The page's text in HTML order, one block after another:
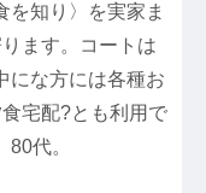
を知り〉を実家ま
ます。コートは
にな方には各種お
宅配?とも利用で
代。